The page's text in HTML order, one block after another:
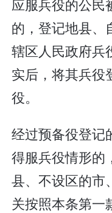
应服兵役的公民
的，登记地县、
辖区人民政府兵
实后，将其兵役
役。
经过预备役登记
得服兵役情形的
县、不设区的市
关按照本条第一